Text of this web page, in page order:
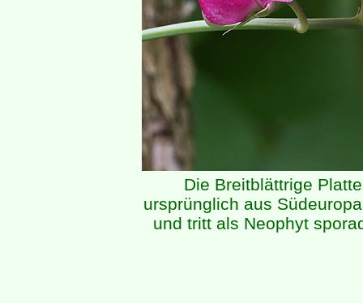
Die Breitblättrige
ursprünglich aus
und tritt als Neophyt